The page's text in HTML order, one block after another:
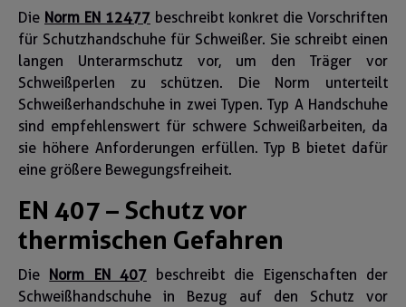
Die Norm EN 12477 beschreibt konkret die Vorschriften
für Schutzhandschuhe für Schweißer. Sie schreibt einen
langen Unterarmschutz vor, um den Träger vor
Schweißperlen zu schützen. Die Norm unterteilt
Schweißerhandschuhe in zwei Typen. Typ A Handschuhe
sind empfehlenswert für schwere Schweißarbeiten, da
sie höhere Anforderungen erfüllen. Typ B bietet dafür
eine größere Bewegungsfreiheit.
EN 407 – Schutz vor
thermischen Gefahren
Die Norm EN 407beschreibt die Eigenschaften der
Schweißhandschuhe in Bezug auf den Schutz vor